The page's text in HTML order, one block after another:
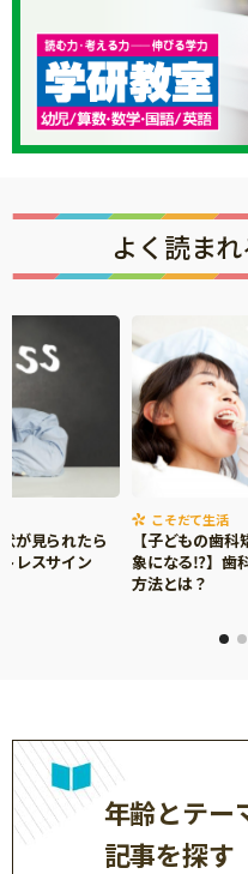
「こそだてまっぷ」とは
サイトのご利⽤にあたって
個⼈情報について
お問い合わせ
よく読ま
が見られたら
レスサイン
こそだて生活
【子どもの歯
象になる⁉】歯
方法とは？
年齢とテー
記事を探す